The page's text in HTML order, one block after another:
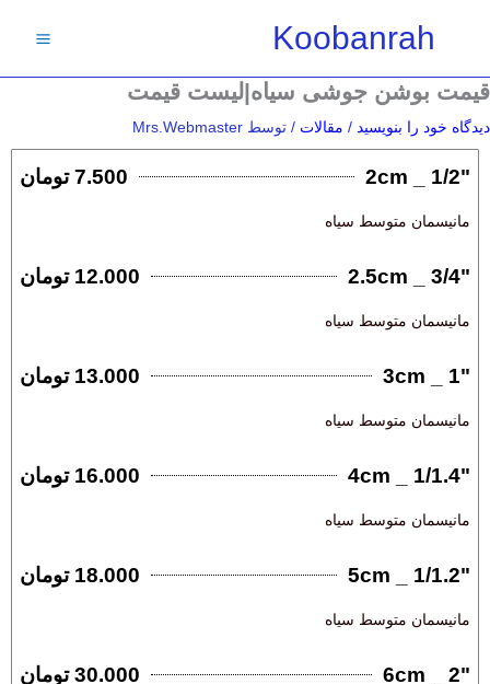
Koobanrah
قیمت بوشن جوشی سیاه|لیست قیمت
دیدگاه‌ خود را بنویسید / مقالات / توسط Mrs.Webmaster
"1/2 _ 2cm 7.500 تومان
مانیسمان متوسط سیاه
"3/4 _ 2.5cm 12.000 تومان
مانیسمان متوسط سیاه
"1 _ 3cm 13.000 تومان
مانیسمان متوسط سیاه
"1/1.4 _ 4cm 16.000 تومان
مانیسمان متوسط سیاه
"1/1.2 _ 5cm 18.000 تومان
مانیسمان متوسط سیاه
"2 _ 6cm 30.000 تومان